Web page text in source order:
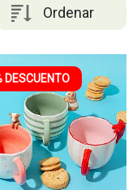
Ordenar
DESCUENTO